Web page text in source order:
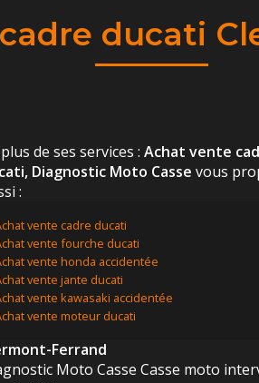
ducati
de ses services : Achat vente
Diagnostic Moto Casse vous
:
vente cadre ducati
vente fourche ducati
vente honda accidentée
vente jante ducati
vente kawasaki accidentée
vente moteur ducati
Ferrand
Moto Casse Casse moto